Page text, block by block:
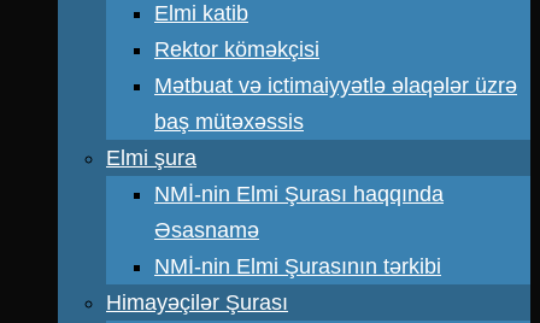
Elmi katib
Rektor köməkçisi
Mətbuat və ictimaiyyətlə əlaqələr üzrə
baş mütəxəssis
Elmi şura
NMİ-nin Elmi Şurası haqqında
Əsasnamə
NMİ-nin Elmi Şurasının tərkibi
Himayəçilər Şurası